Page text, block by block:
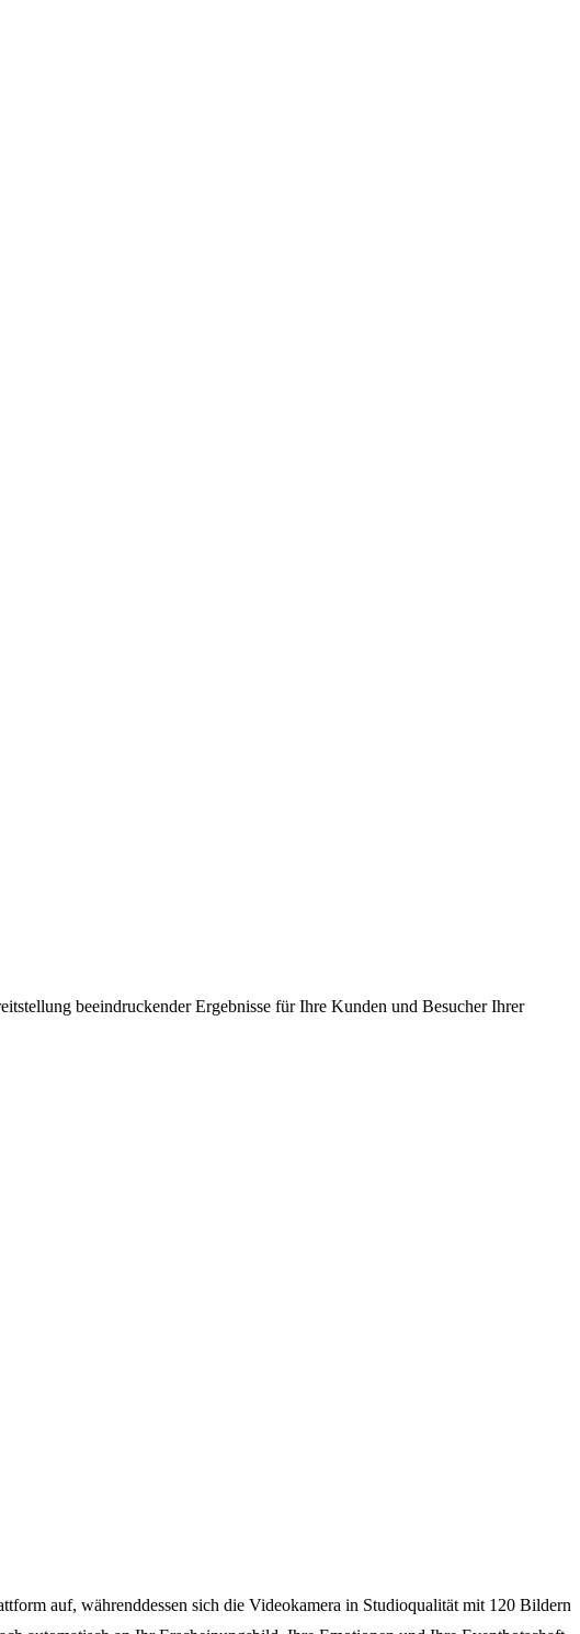
beeindruckender Ergebnisse für Ihre Kunden und Besucher Ihrer
auf, währenddessen sich die Videokamera in Studioqualität mit 120 Bildern